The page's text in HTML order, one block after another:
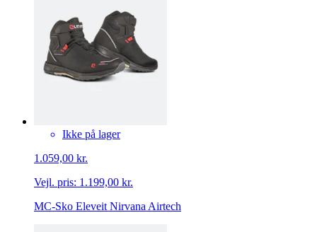
Ikke på lager
1.059,00 kr.
Vejl. pris: 1.199,00 kr.
MC-Sko Eleveit Nirvana Airtech